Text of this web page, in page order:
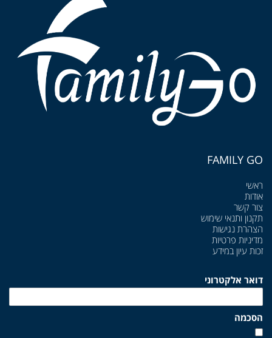
FAMILY GO
ראשי
אודות
צור קשר
תקנון ותנאי שימוש
הצהרת נגישות
מדיניות פרטיות
זכות עיון במידע
דואר אלקטרוני
הסכמה